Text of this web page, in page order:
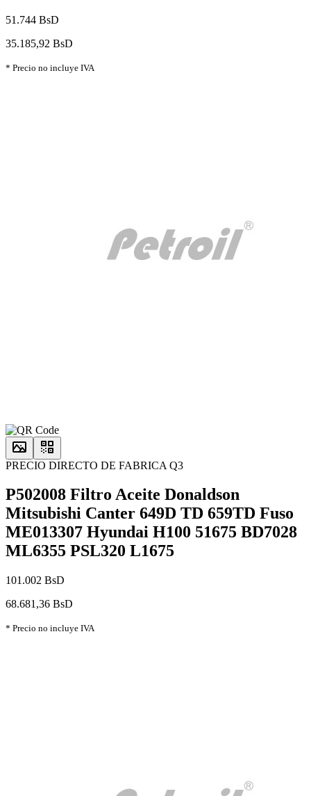
51.744 BsD
35.185,92 BsD
* Precio no incluye IVA
PRECIO DIRECTO DE FABRICA Q3
P502008 Filtro Aceite Donaldson
Mitsubishi Canter 649D TD 659TD Fuso
ME013307 Hyundai H100 51675 BD7028
ML6355 PSL320 L1675
101.002 BsD
68.681,36 BsD
* Precio no incluye IVA